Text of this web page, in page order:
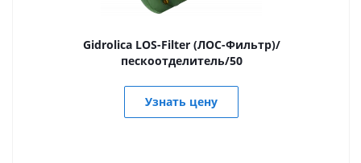
Gidrolica LOS-Filter (ЛОС-Фильтр)/
пескоотделитель/50
Узнать цену